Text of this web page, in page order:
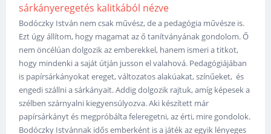
sárkányeregetés kalitkából nézve
Bodóczky István nem csak művész, de a pedagógia művésze is.
Ezt úgy állítom, hogy magamat az ő tanítványának gondolom. Ő
nem öncélúan dolgozik az emberekkel, hanem ismeri a titkot,
hogy mindenki a saját útján jusson el valahová. Pedagógiájában
is papírsárkányokat ereget, változatos alakúakat, színűeket, és
engedi szállni a sárkányait. Addig dolgozik rajtuk, amíg képesek a
szélben szárnyalni kiegyensúlyozva. Aki készített már
papírsárkányt és megpróbálta feleregetni, az érti, mire gondolok.
Bodóczky Istvánnak idős emberként is a játék az egyik lényeges